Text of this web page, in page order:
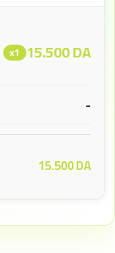
x1 15.500DA
-
15.500DA